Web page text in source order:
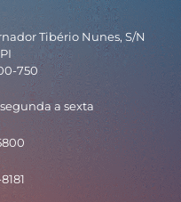
Tibério Nunes, S/N
750
a sexta